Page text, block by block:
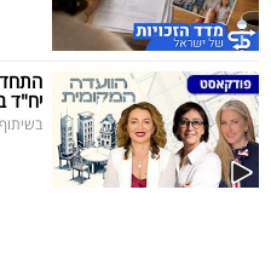
יח"ד
בשיתוף ice פרויקטים